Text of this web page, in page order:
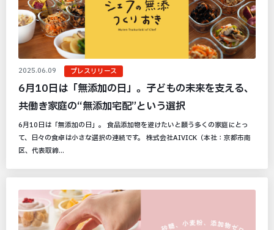
2025.06.09 プレスリリース
6月10日は「無添加の日」。子どもの未来を支える、
共働き家庭の“無添加宅配”という選択
6月10日は「無添加の日」。 食品添加物を避けたいと願う多くの家庭にとっ
て、日々の食卓は小さな選択の連続です。 株式会社AIVICK（本社：京都市南
区、代表取締...